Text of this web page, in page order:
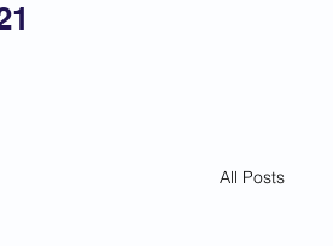
All Posts